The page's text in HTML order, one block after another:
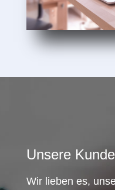
Unsere
Wir lieben es,